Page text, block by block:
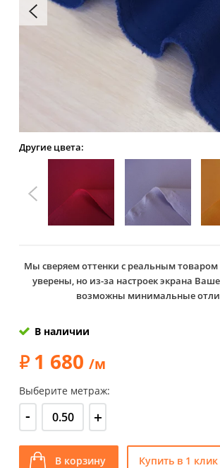
Другие цвета:
Мы сверяем оттенки с реальным
уверены, но из-за настроек экрана
возможны минимальные
В наличии
1 680 /м
Выберите метраж:
- +
В корзину Купить в 1 клик